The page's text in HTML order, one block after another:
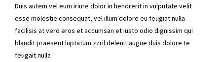
Duis autem vel eum iriure dolor in hendrerit in vulputate velit
esse molestie consequat, vel illum dolore eu feugiat nulla
facilisis at vero eros et accumsan et iusto odio dignissim qui
blandit praesent luptatum zzril delenit augue duis dolore te
feugait nulla